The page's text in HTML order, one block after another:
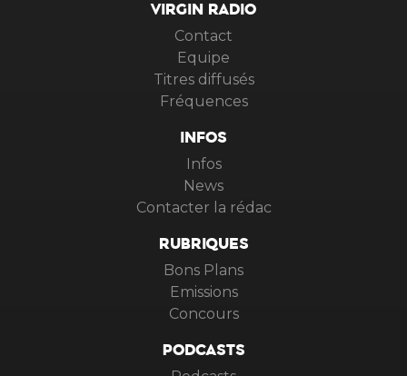
VIRGIN RADIO
Contact
Equipe
Titres diffusés
Fréquences
INFOS
Infos
News
Contacter la rédac
RUBRIQUES
Bons Plans
Emissions
Concours
PODCASTS